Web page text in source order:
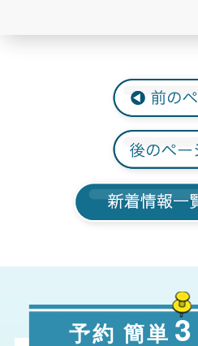
予約 簡単 3